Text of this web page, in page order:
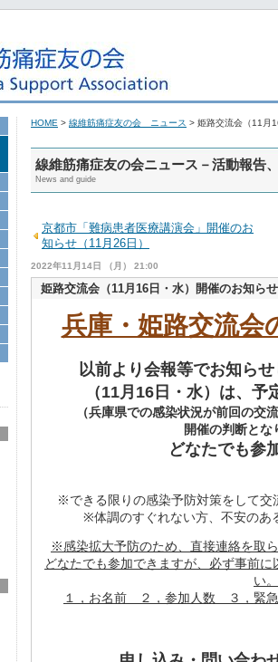
HOME > 線維筋痛症友の会 ニュース > 姫路交流会（11月
線維筋痛症友の会ニュース－活動報告
News and guide
京都市「難病患者医療講演会」開催のお
知らせ（11月26日）
2022年11月14日 （月） 21:00
姫路交流会（11月16日・水）開催のお知らせ
兵庫・姫路交流会
以前より会報等でお知ら
（11月16日・水）は、予
（兵庫県での感染状況が前回の交
開催の判断とな
どなたでも参
※できる限りの感染予防対策をして交
※体調のすぐれない方、不安のあ
※感染拡大予防のため、直接連絡を取
どなたでも参加できますが、必ず事前
い。
１，お名前 ２，参加人数 ３，緊急